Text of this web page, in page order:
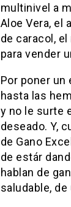
multinivel a
Aloe Vera, el
de caracol,
para vender
Por poner un
hasta las
y no le surte
deseado. Y,
de Gano
de estár
hablan de
saludable,